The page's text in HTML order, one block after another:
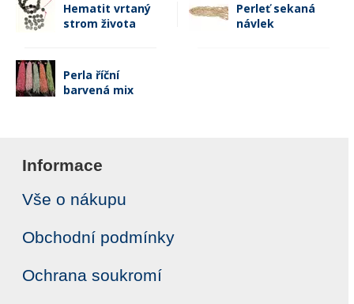
Hematit vrtaný
strom života
Perleť sekaná
návlek
Perla říční
barvená mix
Informace
Vše o nákupu
Obchodní podmínky
Ochrana soukromí